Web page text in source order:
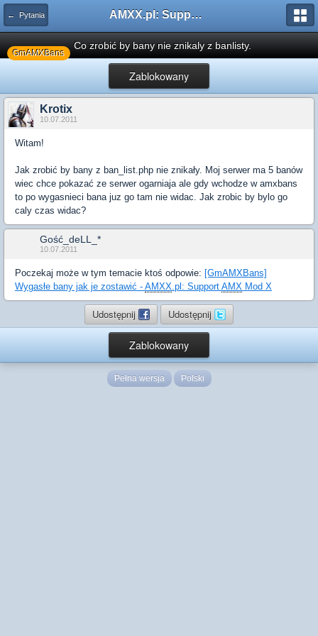
← Pytania AMXX.pl: Support AMX Mod X i SourceMod
GmAMXBans
Co zrobić by bany nie znikaly z banlisty.
Zablokowany
Krotix
10.07.2011
Witam!
Jak zrobić by bany z ban_list.php nie znikały. Moj serwer ma 5 banów
wiec chce pokazać ze serwer ogarniaja ale gdy wchodze w amxbans
to po wygasnieci bana juz go tam nie widac. Jak zrobic by bylo go
caly czas widac?
Gość_deLL_*
10.07.2011
Poczekaj może w tym temacie ktoś odpowie: [GmAMXBans]
Wygasłe bany jak je zostawić - AMXX.pl: Support AMX Mod X
Udostępnij Udostępnij
Zablokowany
Pełna wersja Polski